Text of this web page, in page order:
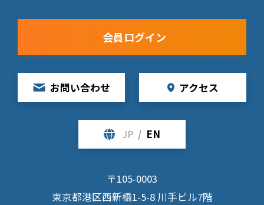
会員ログイン
お問い合わせ アクセス
JP / EN
〒105-0003
東京都港区西新橋1-5-8 川手ビル7階